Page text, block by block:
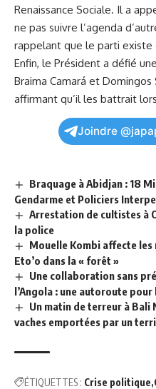
Renaissance⁣ Sociale. Il a
ne pas suivre l’agenda
rappelant que le‍ parti ⁢existe
Enfin, le Président a défié
Braima Camará ‍et
affirmant qu’il les‍ battrait⁤
Joindre
Braquage à Abidjan : 18
Gendarme et Policiers
Arrestation de cultistes à
la police
Mouelle Kombi affecte les
Eto’o dans la « forêt »
Une collaboration sans
l’Angola : une autoroute
Un matin de terreur à Bali
vaches emportées par un
ÉTIQUETTES : Crise politique